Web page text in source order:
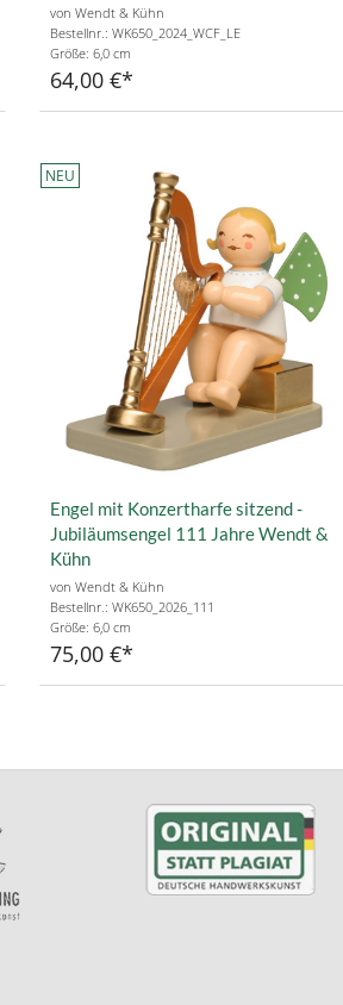
von Wendt & Kühn
Bestellnr.: WK650_2024_WCF_LE
Größe: 6,0 cm
64,00 €
NEU
Engel mit Konzertharfe sitzend -
Jubiläumsengel 111 Jahre Wendt &
Kühn
von Wendt & Kühn
Bestellnr.: WK650_2026_111
Größe: 6,0 cm
75,00 €